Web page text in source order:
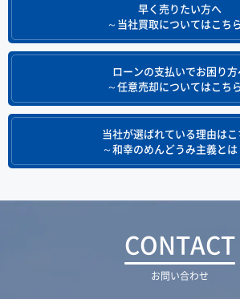
早く売りたい方へ
～当社買取についてはこち
ローンの支払いでお困り方
～任意売却についてはこち
当社が選ばれている理由はこ
～和幸のめんどうみ主義とは
CONTACT
お問い合わせ